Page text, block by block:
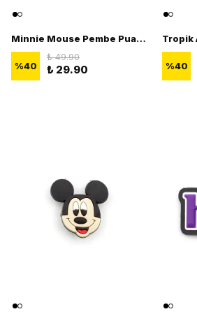
Minnie Mouse Pembe Puantiyeli Fiyonk Terlik Süsü - 3D Terlik Süsü Figürü
%40
₺ 49.90
₺ 29.90 %40